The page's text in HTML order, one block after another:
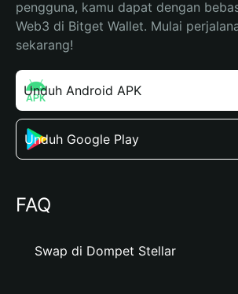
pengguna, kamu dapat dengan
Web3 di Bitget Wallet. Mulai
sekarang!
Unduh Android APK
Unduh Google Play
FAQ
Swap di Dompet Stellar